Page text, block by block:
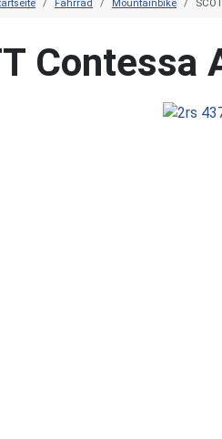
Fahrrad Mountainbike
Contessa